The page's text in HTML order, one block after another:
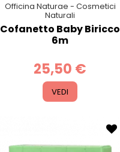
Officina Naturae - Cosmetici
Naturali
Cofanetto Baby Biricco
6m
25,50 €
VEDI